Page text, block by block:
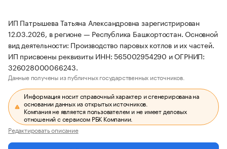
ИП Патрышева Татьяна Александровна зарегистрирован
12.03.2026, в регионе — Республика Башкортостан. Основной
вид деятельности: Производство паровых котлов и их частей.
ИП присвоены реквизиты ИНН: 565002954290 и ОГРНИП:
326028000066243.
Данные получены из публичных государственных источников.
Информация носит справочный характер и сгенерирована на
основании данных из открытых источников.
Компания не является пользователем и не имеет деловых
отношений с сервисом РБК Компании.
Редактировать описание